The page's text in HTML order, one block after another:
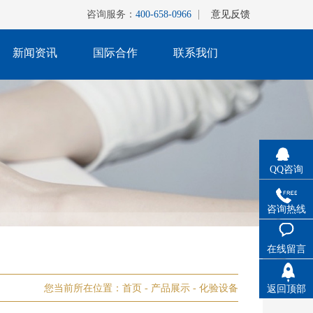
意见反馈
咨询服务： 400-658-0966
新闻资讯 国际合作 联系我们
您当前所在位置： 首页 - 产品展示 - 化验设备
QQ咨询
咨询热线
在线留言
返回顶部